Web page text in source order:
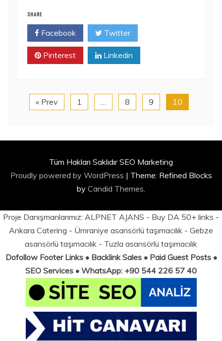
SHARE
Facebook Twitter
Pinterest Linkedin
« Prev 1 … 8 9 10
Tüm Hakları Saklıdır SEO Marketing
Proudly powered by WordPress | Theme: Refined Blocks
by Candid Themes.
Proje Danışmanlarımız: ALPNET AJANS - Buy DA 50+ links -
Ankara Catering - Ümraniye asansörlü taşımacılık - Gebze
asansörlü taşımacılık - Tuzla asansörlü taşımacılık
Dofollow Footer Links • Backlink Sales • Paid Guest Posts •
SEO Services • WhatsApp: +90 544 226 57 40